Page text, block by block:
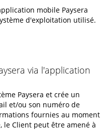
mobile Paysera
d'exploitation utilisé.
via l'application
Paysera et crée un
et/ou son numéro de
fournies au moment
le Client peut être amené à